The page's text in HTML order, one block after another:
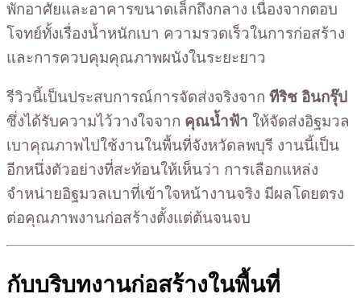
พักอาศัยและอาคารขนาดเล็กถึงกลาง เนื่องจากตอบ
โจทย์ทั้งเรื่องน้ำหนักเบา ความรวดเร็วในการก่อสร้าง
และการควบคุมคุณภาพผนังในระยะยาว
รีวิวนี้เป็นประสบการณ์การจัดส่งจริงจาก ทีริช อินกรุ๊ป
ซึ่งได้รับความไว้วางใจจาก คุณน้ำฟ้า ให้จัดส่งอิฐมวล
เบาคุณภาพไปใช้งานในพื้นที่จังหวัดลพบุรี งานนี้เป็น
อีกหนึ่งตัวอย่างที่สะท้อนให้เห็นว่า การเลือกแหล่ง
จำหน่ายอิฐมวลเบาที่เข้าใจหน้างานจริง มีผลโดยตรง
ต่อคุณภาพงานก่อสร้างตั้งแต่ต้นจนจบ
กับบริบทงานก่อสร้างในพื้นที่